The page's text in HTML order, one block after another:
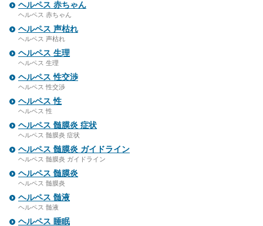
ヘルペス 赤ちゃん
ヘルペス 赤ちゃん
ヘルペス 声枯れ
ヘルペス 声枯れ
ヘルペス 生理
ヘルペス 生理
ヘルペス 性交渉
ヘルペス 性交渉
ヘルペス 性
ヘルペス 性
ヘルペス 髄膜炎 症状
ヘルペス 髄膜炎 症状
ヘルペス 髄膜炎 ガイドライン
ヘルペス 髄膜炎 ガイドライン
ヘルペス 髄膜炎
ヘルペス 髄膜炎
ヘルペス 髄液
ヘルペス 髄液
ヘルペス 睡眠